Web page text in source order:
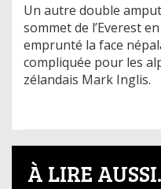
Un autre double
sommet de l’Everest
emprunté la face
compliquée pour les
zélandais Mark Inglis.
À LIRE